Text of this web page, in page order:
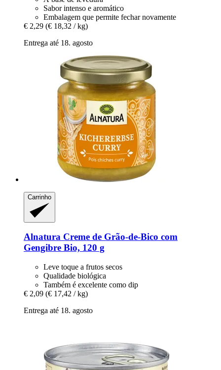
Sabor intenso e aromático
Embalagem que permite fechar novamente
€ 2,29 (€ 18,32 / kg)
Entrega até 18. agosto
Carrinho
Alnatura Creme de Grão-​de-​Bico com
Gengibre Bio, 120 g
Leve toque a frutos secos
Qualidade biológica
Também é excelente como dip
€ 2,09 (€ 17,42 / kg)
Entrega até 18. agosto